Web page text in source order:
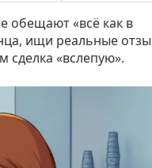
обещают «всё как в
ищи реальные
сделка «вслепую».